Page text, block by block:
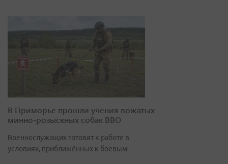
В Приморье прошли учения вожатых
минно-розыскных собак ВВО
Военнослужащих готовят к работе в
условиях, приближённых к боевым